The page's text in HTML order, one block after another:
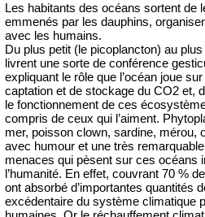
Les habitants des océans sortent de
emmenés par les dauphins,
avec les humains.
Du plus petit (le picoplancton) au
livrent une sorte de conférence
expliquant le rôle que l’océan joue
captation et de stockage du CO2 et,
le fonctionnement de ces
compris de ceux qui l’aiment.
mer, poisson clown, sardine, mérou,
avec humour et une très
menaces qui pèsent sur ces océans
l’humanité. En effet, couvrant 70 %
ont absorbé d’importantes quantités
excédentaire du système climatique